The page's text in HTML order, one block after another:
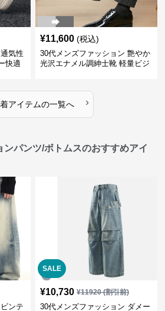
気性
快適
¥11,600 (税込)
30代メンズファッション 艶やか
光沢エナメル調紳士靴 軽量ビジ
アイテムの一覧へ ›
パンツ/ボトムスのおすすめアイ
ンテ
SALE
¥10,730 ¥11920(割引前)
30代メンズファッション ダメー